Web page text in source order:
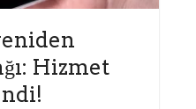
Hizmet